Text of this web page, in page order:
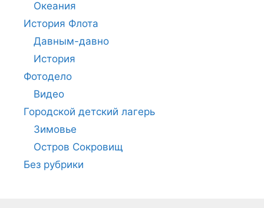
Океания
История Флота
Давным-давно
История
Фотодело
Видео
Городской детский лагерь
Зимовье
Остров Сокровищ
Без рубрики